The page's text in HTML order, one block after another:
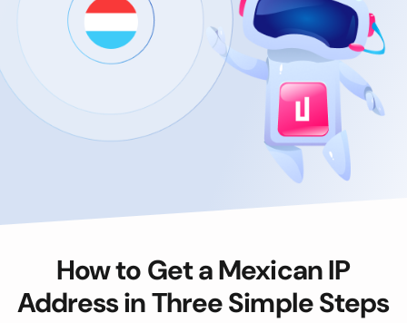
How to Get a Mexican IP
Address in Three Simple Steps